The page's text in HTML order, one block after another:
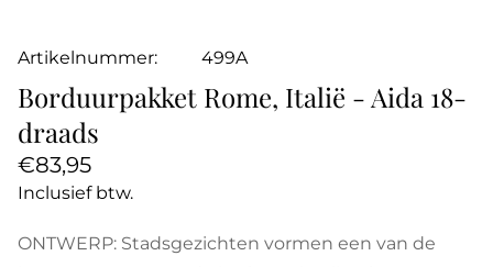
Artikelnummer: 499A
Borduurpakket Rome, Italië - Aida 18-
draads
Normale
prijs
€83,95
Inclusief btw.
ONTWERP: Stadsgezichten vormen een van de